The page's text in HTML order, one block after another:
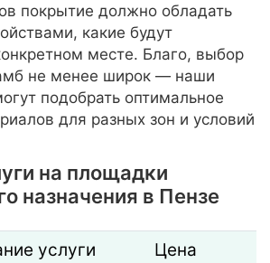
покрытие должно обладать
какие будут
месте. Благо, выбор
не менее широк — наши
подобрать оптимальное
для разных зон и условий
на площадки
назначения в Пензе
услуги Цена